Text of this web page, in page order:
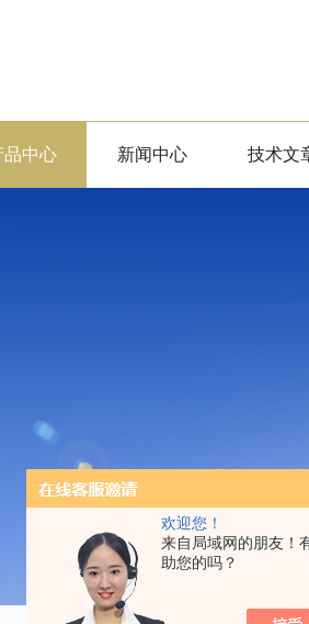
欢迎您！
来自局域网的朋友！
助您的吗？
品中心 新闻中心 技术文